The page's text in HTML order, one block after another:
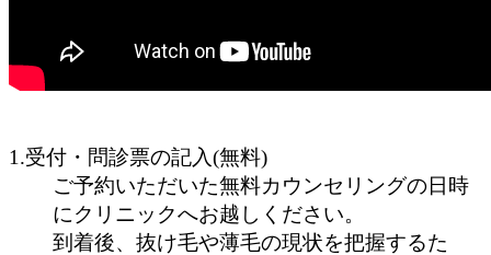
1.受付・問診票の記入(無料)
ご予約いただいた無料カウンセリングの日時
にクリニックへお越しください。
到着後、抜け毛や薄毛の現状を把握するた